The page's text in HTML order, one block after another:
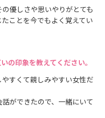
優しさや思いやりがとても
ことを今でもよく覚えてい
の印象を教えてください。
すくて親しみやすい女性だ
ができたので、一緒にいて